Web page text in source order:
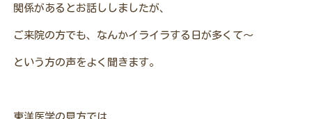
関係があるとお話ししましたが、
ご来院の方でも、なんかイライラする日が多くて～
という方の声をよく聞きます。
東洋医学の見方では